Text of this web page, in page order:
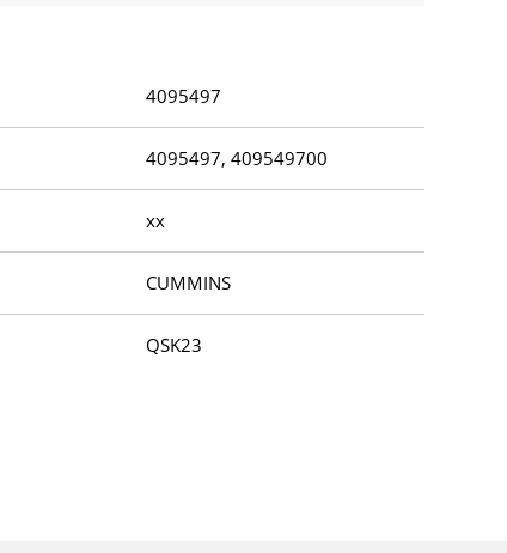
4095497
4095497, 409549700
xx
CUMMINS
QSK23